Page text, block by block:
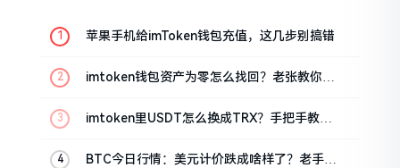
苹果手机给imToken钱包充值，这几步别搞错
imtoken钱包资产为零怎么找回？老张教你几
imtoken里USDT怎么换成TRX？手把手教你
BTC今日行情：美元计价跌成啥样了？老手教